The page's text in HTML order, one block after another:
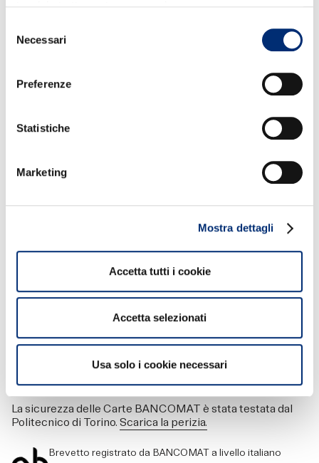
delNecessari
Preferenze
Statistiche
Marketing
Mostra dettagli
Accetta tutti i cookie
Accetta selezionati
Usa solo i cookie necessari
Contattaci
Privacy Policy
Termini e condizioni
Resta connesso
Sede Legale: Piazzale Luigi Sturzo 15, 00144, Roma
Uffici di Milano: Piazza Vetra, 17, 20123, Milano
Codice Fiscale 04949971008 - Partita IVA 09591661005
La sicurezza delle Carte BANCOMAT è stata testata dal
Politecnico di Torino. Scarica la perizia.
Brevetto registrato da BANCOMAT a livello italiano